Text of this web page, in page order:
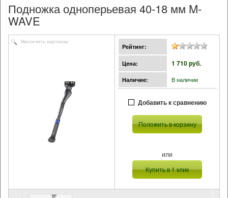
Подножка одноперьевая 40-18 мм M-
WAVE
Увеличить картинку
Рейтинг:
Цена: 1 710 pуб.
Наличие: В наличии
Добавить к сравнению
Положить в корзину
или
Купить в 1 клик